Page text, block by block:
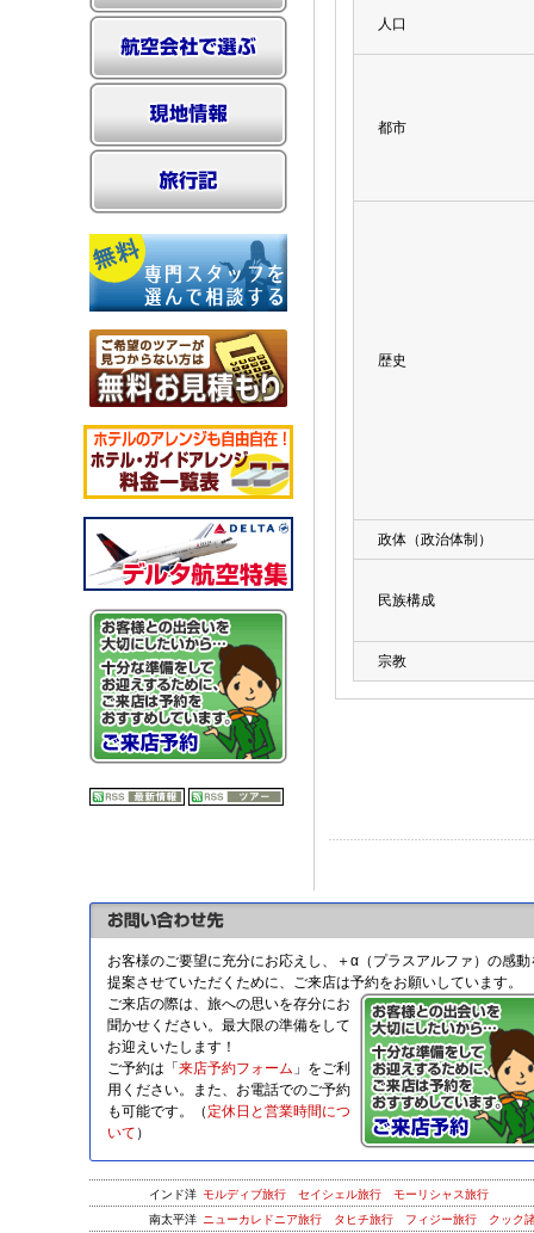
人口
都市
歴史
政体（政治体制）
民族構成
宗教
お客様のご要望に充分にお応えし、＋α（プラスアルファ）の感動
提案させていただくために、ご来店は予約をお願いしています。
ご来店の際は、旅への思いを存分にお
聞かせください。最大限の準備をして
お迎えいたします！
ご予約は「 来店予約フォーム 」をご利
用ください。また、お電話でのご予約
も可能です。（ 定休日と営業時間につ
いて ）
インド洋 モルディブ旅行 セイシェル旅行
モーリシャス旅行
南太平洋
ニューカレドニア旅行 タヒチ旅行 フィジー旅行
クック